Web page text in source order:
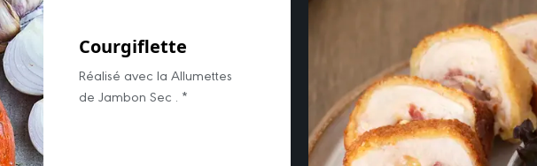
Courgiflette
Réalisé avec la Allumettes
de Jambon Sec . *